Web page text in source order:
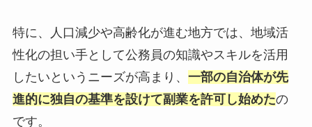
特に、人口減少や高齢化が進む地方では、地域活
性化の担い手として公務員の知識やスキルを活用
したいというニーズが高まり、 一部の自治体が先
進的に独自の基準を設けて副業を許可し始めたの
です。